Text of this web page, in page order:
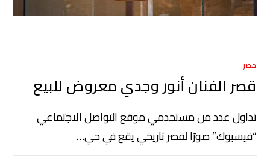
مصر
قصر الفنان أنور وجدي معروض للبيع
تداول عدد من مستخدمي موقع التواصل الاجتماعي
“فيسبوك” صورًا لقصر تاريخي يقع في حي…